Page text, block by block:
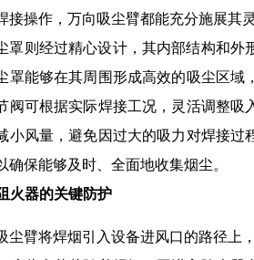
接操作，万向吸尘臂都能充分施展其
罩则经过精心设计，其内部结构和
罩能够在其周围形成高效的吸尘区
阀可根据实际焊接工况，灵活调整
小风量，避免因过大的吸力对焊接
确保能够及时、全面地收集烟尘。
火器的关键防护
尘臂将焊烟引入设备进风口的路径